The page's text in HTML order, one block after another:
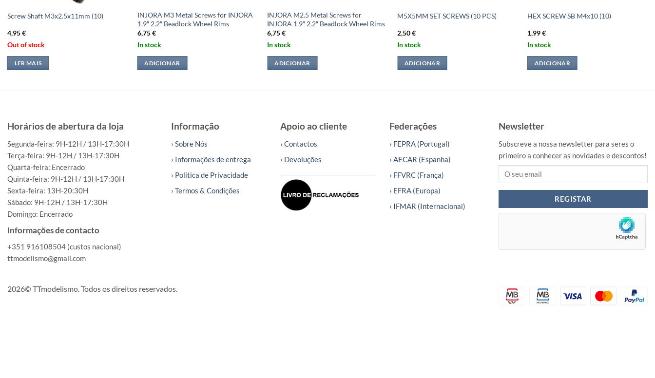
Screw Shaft M3x2.5x11mm (10)
4,95€
Out of stock
LER MAIS
INJORA M3 Metal Screws for INJORA
1.9″ 2.2″ Beadlock Wheel Rims
6,75€
In stock
ADICIONAR
INJORA M2.5 Metal Screws for
INJORA 1.9″ 2.2″ Beadlock Wheel Rims
6,75€
In stock
ADICIONAR
M5X5MM SET SCREWS (10 PCS)
2,50€
In stock
ADICIONAR
HEX SCREW SB M4x10 (10)
1,99€
In stock
ADICIONAR
Horários de abertura da loja
Segunda-feira: 9H-12H / 13H-17:30H
Terça-feira: 9H-12H / 13H-17:30H
Quarta-feira: Encerrado
Quinta-feira: 9H-12H / 13H-17:30H
Sexta-feira: 13H-20:30H
Sábado: 9H-12H / 13H-17:30H
Domingo: Encerrado
Informações de contacto
+351 916108504 (custos nacional)
ttmodelismo@gmail.com
Informação
› Sobre Nós
› Informações de entrega
› Política de Privacidade
› Termos & Condições
Apoio ao cliente
› Contactos
› Devoluções
Federações
› FEPRA (Portugal)
› AECAR (Espanha)
› FFVRC (França)
› EFRA (Europa)
› IFMAR (Internacional)
Newsletter
Subscreve a nossa newsletter para seres o
primeiro a conhecer as novidades e descontos!
2026© TTmodelismo. Todos os direitos reservados.